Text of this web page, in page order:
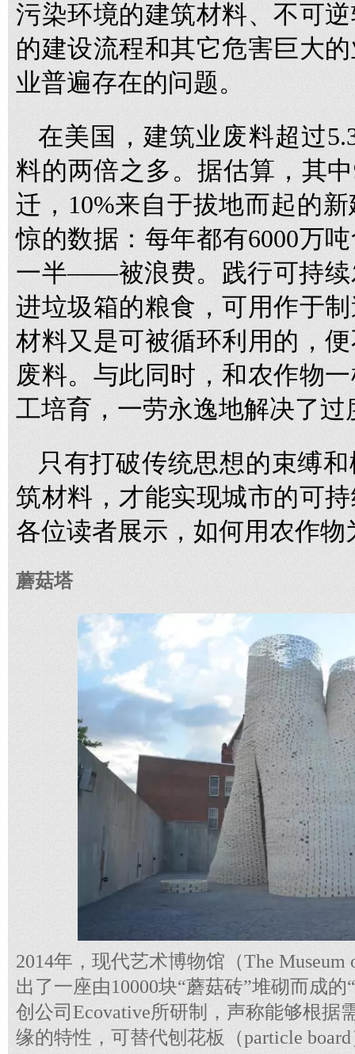
污染环境的建筑材料、不可
的建设流程和其它危害巨大
业普遍存在的问题。
在美国，建筑业废料超过
料的两倍之多。据估算，其
迁，10%来自于拔地而起的
惊的数据：每年都有6000万
一半——被浪费。践行可持续
进垃圾箱的粮食，可用作于
材料又是可被循环利用的，
废料。与此同时，和农作物
工培育，一劳永逸地解决了过
只有打破传统思想的束缚
筑材料，才能实现城市的可
各位读者展示，如何用农作物
蘑菇塔
2014年，现代艺术博物馆（The
出了一座由10000块“蘑菇砖”堆砌而成
创公司Ecovative所研制，声称能够根据
缘的特性，可替代刨花板（particle